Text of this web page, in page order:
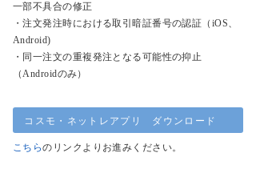
一部不具合の修正
・注文発注時における取引暗証番号の認証（iOS、
Android)
・同一注文の重複発注となる可能性の抑止
（Androidのみ）
コスモ・ネットレアプリ ダウンロード
こちらのリンクよりお進みください。